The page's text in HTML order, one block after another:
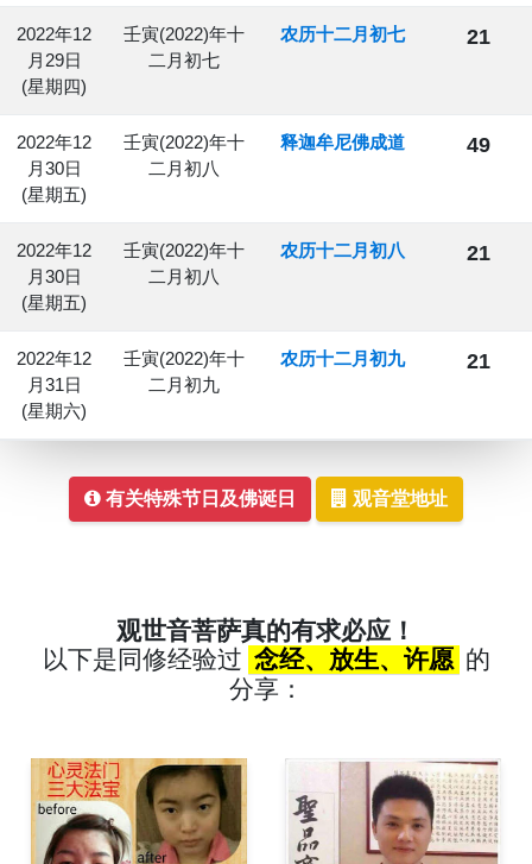
2022年12
月29日
(星期四)
壬寅(2022)年十
二月初七
农历十二月初七 21
2022年12
月30日
(星期五)
壬寅(2022)年十
二月初八
释迦牟尼佛成道 49
2022年12
月30日
(星期五)
壬寅(2022)年十
二月初八
农历十二月初八 21
2022年12
月31日
(星期六)
壬寅(2022)年十
二月初九
农历十二月初九 21
有关特殊节日及佛诞日 观音堂地址
观世音菩萨真的有求必应！
以下是同修经验过 念经、放生、许愿 的
分享：